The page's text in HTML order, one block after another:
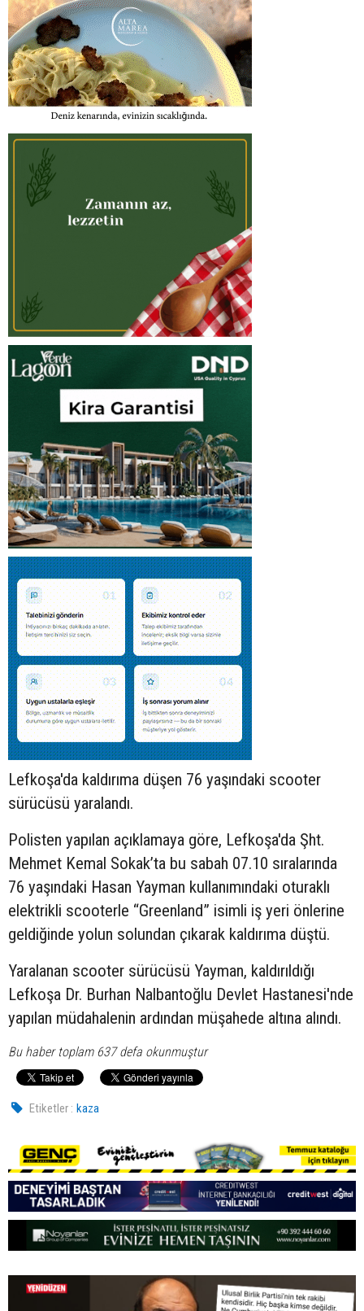
Lefkoşa'da kaldırıma düşen 76 yaşındaki scooter
sürücüsü yaralandı.
Polisten yapılan açıklamaya göre, Lefkoşa'da Şht.
Mehmet Kemal Sokak’ta bu sabah 07.10 sıralarında
76 yaşındaki Hasan Yayman kullanımındaki oturaklı
elektrikli scooterle “Greenland” isimli iş yeri önlerine
geldiğinde yolun solundan çıkarak kaldırıma düştü.
Yaralanan scooter sürücüsü Yayman, kaldırıldığı
Lefkoşa Dr. Burhan Nalbantoğlu Devlet Hastanesi'nde
yapılan müdahalenin ardından müşahede altına alındı.
Bu haber toplam 637 defa okunmuştur
Etiketler : kaza